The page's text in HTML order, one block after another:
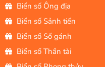
Biển số Ông địa
Biển số Sảnh tiến
Biển số Số gánh
Biển số Thần tài